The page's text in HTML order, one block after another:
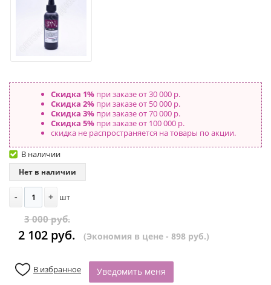
Скидка 1%при заказе от 30 000 р.
Скидка 2%при заказе от 50 000 р.
Скидка 3%при заказе от 70 000 р.
Скидка 5%при заказе от 100 000 р.
скидка не распространяется на товары по акции.
В наличии
Нет в наличии
- + шт
3 000 руб.
2 102 руб. (Экономия в цене - 898 руб.)
В избранное Уведомить меня